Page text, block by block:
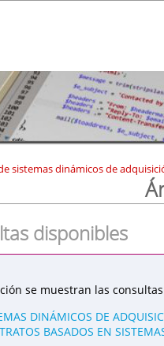
sistemas dinámicos de
disponibles
se muestran las
DINÁMICOS DE
BASADOS EN